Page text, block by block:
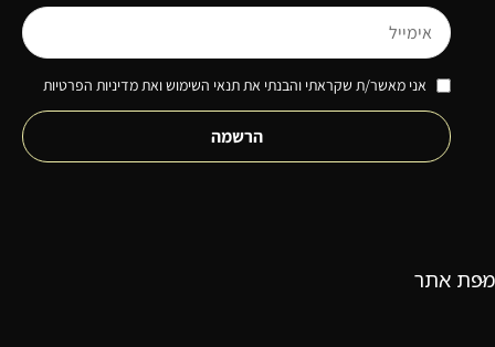
אני מאשר/ת שקראתי והבנתי את תנאי השימוש ואת מדיניות הפרטיות
הרשמה
מפת אתר